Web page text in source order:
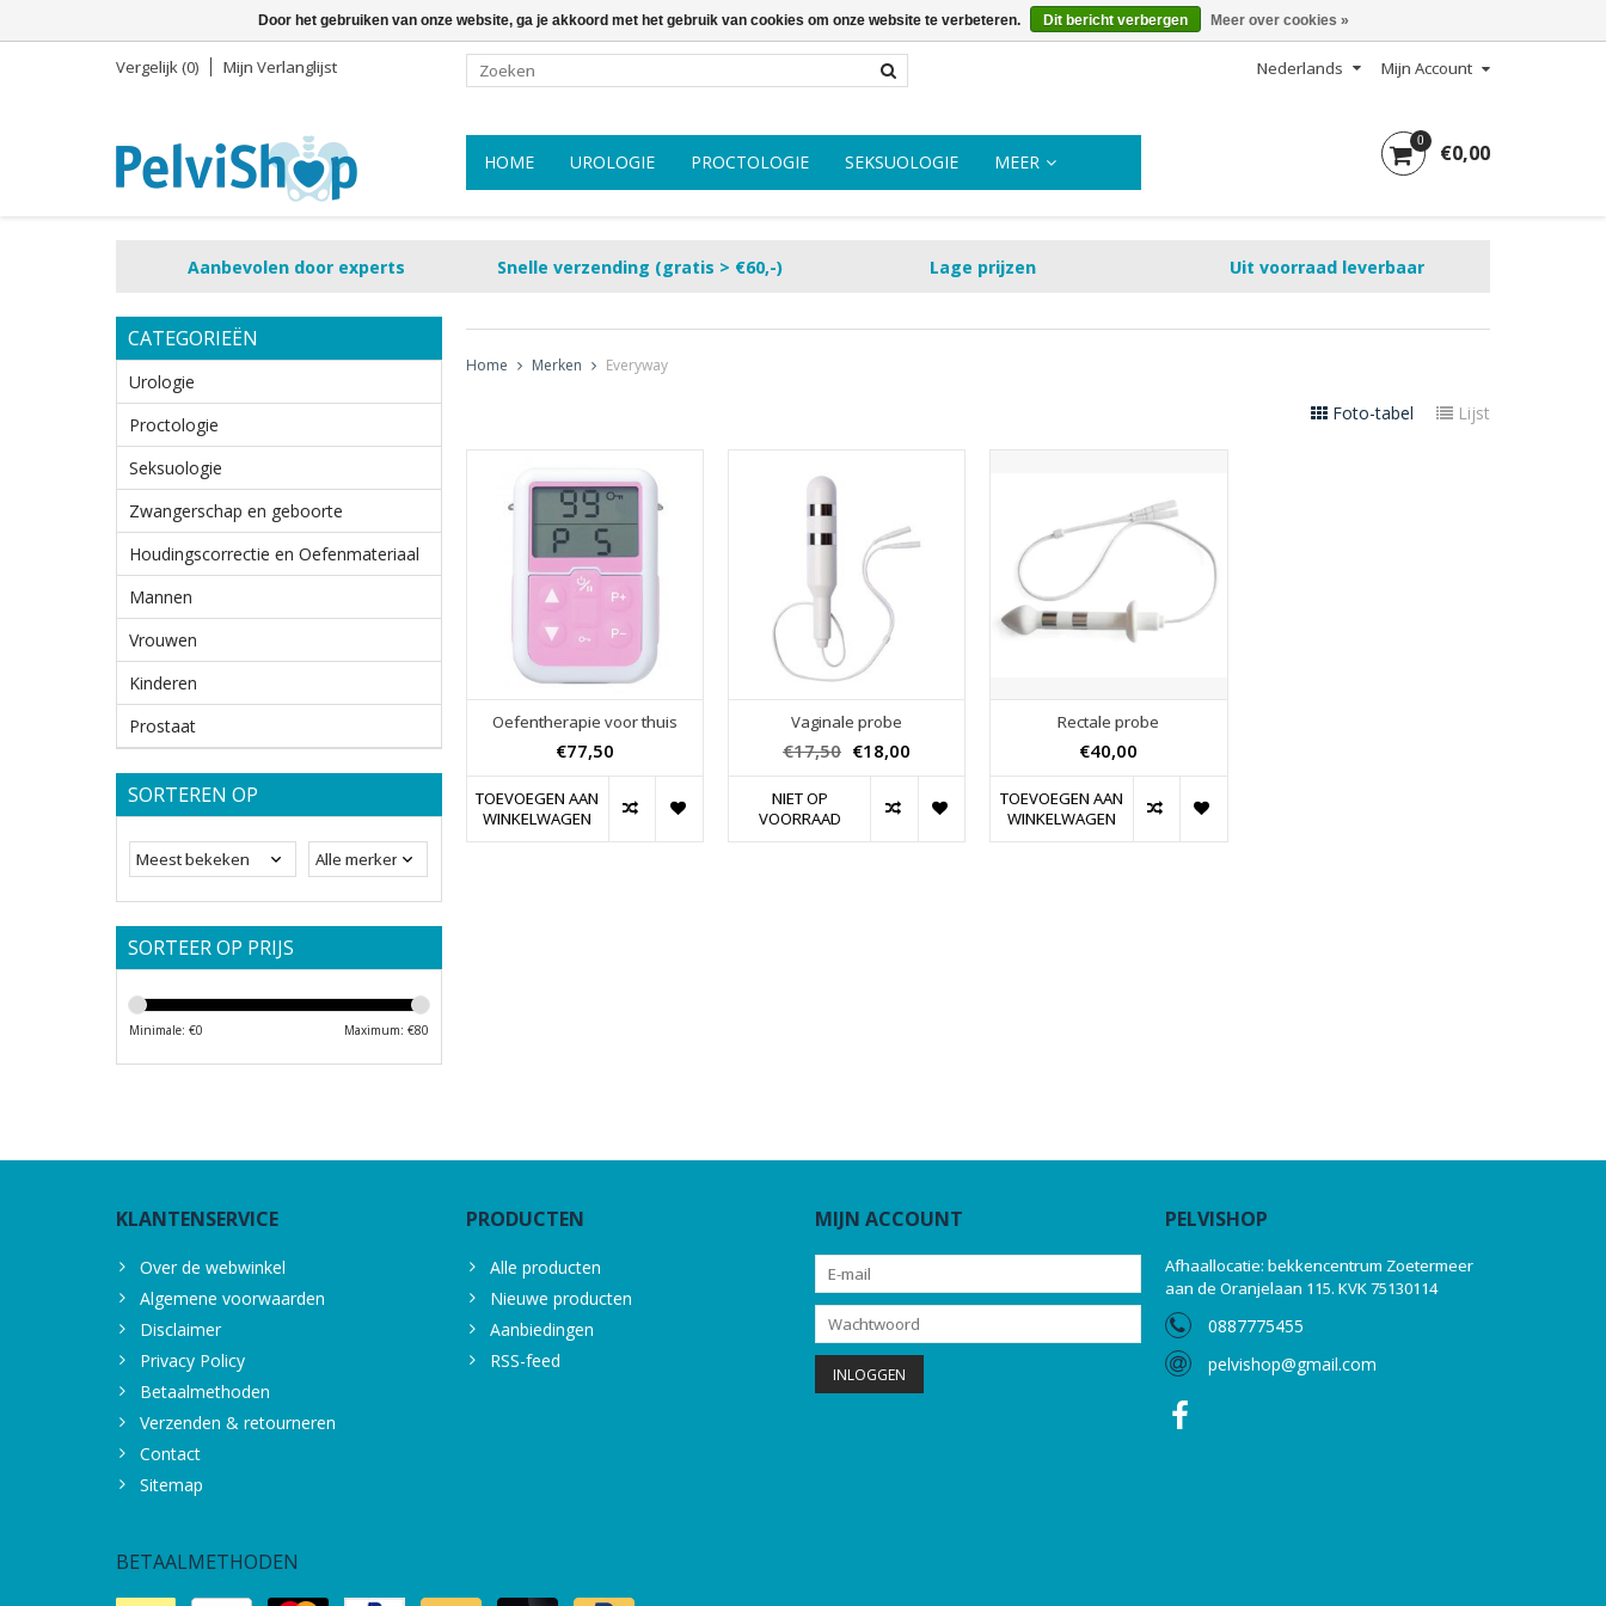
Vergelijk (0) Mijn Verlanglijst Nederlands Mijn Account
HOME UROLOGIE PROCTOLOGIE SEKSUOLOGIE MEER
0 €0,00
Aanbevolen door experts Snelle verzending (gratis > €60,-) Lage prijzen Uit voorraad leverbaar
CATEGORIEËN
Urologie
Proctologie
Seksuologie
Zwangerschap en geboorte
Houdingscorrectie en Oefenmateriaal
Mannen
Vrouwen
Kinderen
Prostaat
SORTEREN OP
SORTEER OP PRIJS
Minimale: €0 Maximum: €80
Home Merken Everyway
Foto-tabel Lijst
Oefentherapie voor thuis
€77,50
TOEVOEGEN AAN
WINKELWAGEN
Vaginale probe
€17,50 €18,00
NIET OP
VOORRAAD
Rectale probe
€40,00
TOEVOEGEN AAN
WINKELWAGEN
KLANTENSERVICE
Over de webwinkel
Algemene voorwaarden
Disclaimer
Privacy Policy
Betaalmethoden
Verzenden & retourneren
Contact
Sitemap
PRODUCTEN
Alle producten
Nieuwe producten
Aanbiedingen
RSS-feed
MIJN ACCOUNT PELVISHOP
Afhaallocatie: bekkencentrum Zoetermeer
aan de Oranjelaan 115. KVK 75130114
0887775455
pelvishop@gmail.com
BETAALMETHODEN
Door het gebruiken van onze website, ga je akkoord met het gebruik van cookies om onze website te verbeteren. Dit bericht verbergen Meer over cookies »